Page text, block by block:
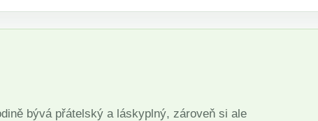
bývá přátelský a láskyplný, zároveň si ale